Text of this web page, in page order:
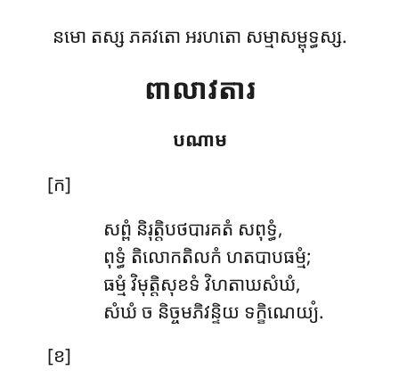
នមោ តស្ស ភគវតោ អរហតោ សម្មាសម្ពុទ្ធស្ស.
ពាលាវតារ
បណាម
[ក]
សព្ពំ និរុត្តិបថបារគតំ សពុទ្ធំ,
ពុទ្ធំ តិលោកតិលកំ ហតបាបធម្មំ;
ធម្មំ វិមុត្តិសុខទំ វិហតាឃសំឃំ,
សំឃំ ច និច្ចមភិវន្ទិយ ទក្ខិណេយ្យំ.
[ខ]